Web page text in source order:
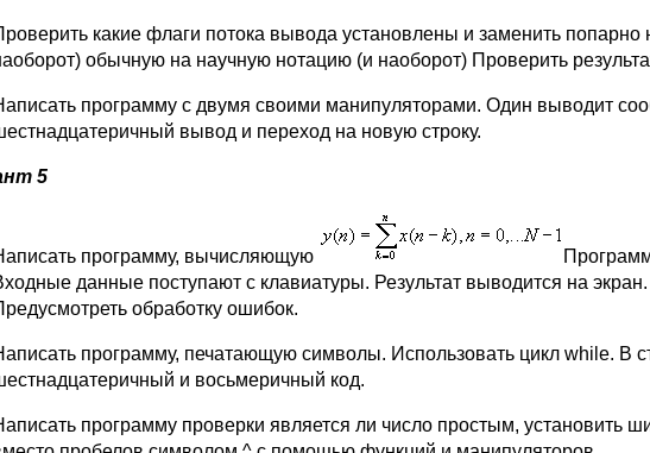
какие флаги потока вывода установлены и заменить
обычную на научную нотацию (и наоборот) Проверить
программу с двумя своими манипуляторами. Один выводит
вывод и переход на новую строку.
5
программу, вычисляющую
данные поступают с клавиатуры. Результат выводится на
обработку ошибок.
программу, печатающую символы. Использовать цикл while. В
и восьмеричный код.
программу проверки является ли число простым, установить